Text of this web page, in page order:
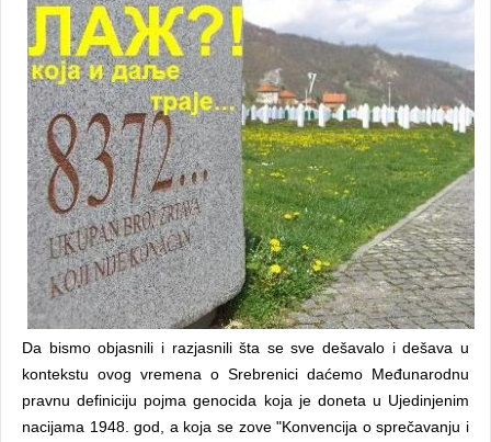
Da bismo objasnili i razjasnili šta se sve dešavalo i dešava u
kontekstu ovog vremena o Srebrenici daćemo Međunarodnu
pravnu definiciju pojma genocida koja je doneta u Ujedinjenim
nacijama 1948. god, a koja se zove "Konvencija o sprečavanju i